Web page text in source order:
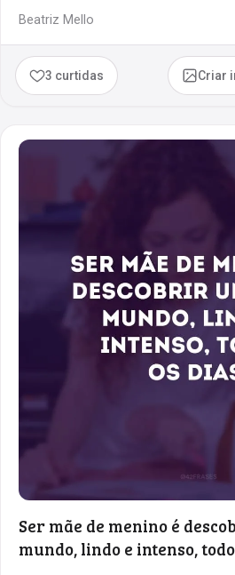
Beatriz Mello
3 curtidas Criar
Ser mãe de menino é
mundo, lindo e intenso,